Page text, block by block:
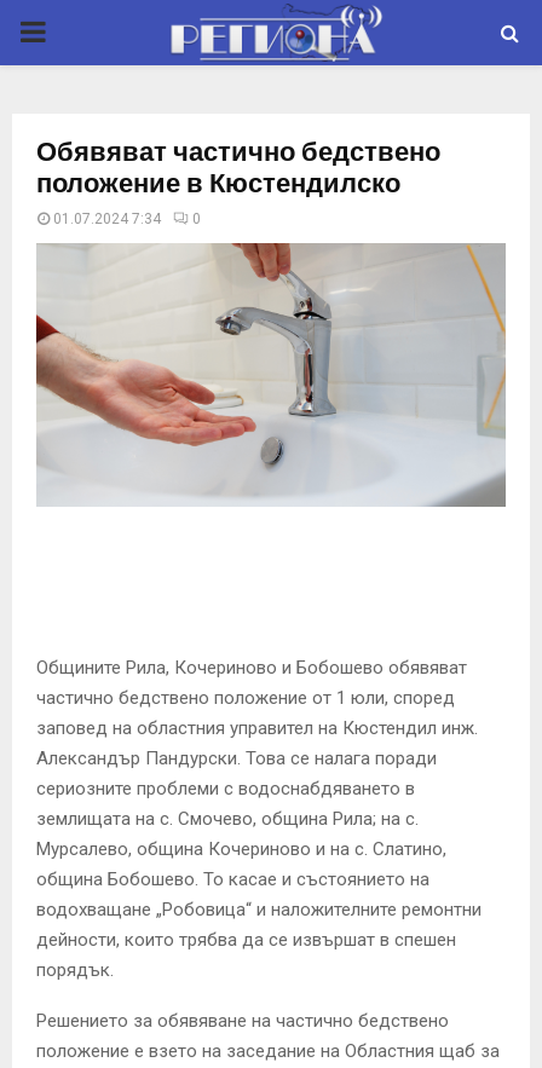
P
M
R
U
Обявяват частично бедствено
положение в Кюстендилско
01.07.2024 7:34 0
Общините Рила, Кочериново и Бобошево обявяват
частично бедствено положение от 1 юли, според
заповед на областния управител на Кюстендил инж.
Александър Пандурски. Това се налага поради
сериозните проблеми с водоснабдяването в
землищата на с. Смочево, община Рила; на с.
Мурсалево, община Кочериново и на с. Слатино,
община Бобошево. То касае и състоянието на
водохващане „Робовица“ и наложителните ремонтни
дейности, които трябва да се извършат в спешен
порядък.
Решението за обявяване на частично бедствено
положение е взето на заседание на Областния щаб за